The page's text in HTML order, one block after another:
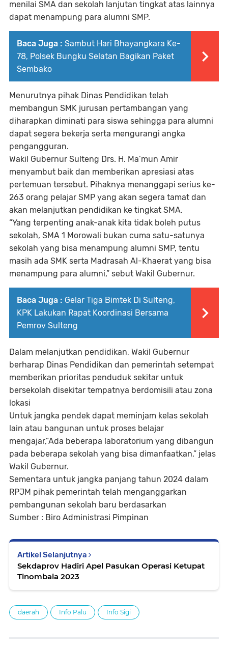
menilai SMA dan sekolah lanjutan tingkat atas lainnya
dapat menampung para alumni SMP.
Baca Juga : Sambut Hari Bhayangkara Ke-
78, Polsek Bungku Selatan Bagikan Paket
Sembako
Menurutnya pihak Dinas Pendidikan telah
membangun SMK jurusan pertambangan yang
diharapkan diminati para siswa sehingga para alumni
dapat segera bekerja serta mengurangi angka
pengangguran.
Wakil Gubernur Sulteng Drs. H. Ma’mun Amir
menyambut baik dan memberikan apresiasi atas
pertemuan tersebut. Pihaknya menanggapi serius ke-
263 orang pelajar SMP yang akan segera tamat dan
akan melanjutkan pendidikan ke tingkat SMA.
“Yang terpenting anak-anak kita tidak boleh putus
sekolah, SMA 1 Morowali bukan cuma satu-satunya
sekolah yang bisa menampung alumni SMP, tentu
masih ada SMK serta Madrasah Al-Khaerat yang bisa
menampung para alumni,” sebut Wakil Gubernur.
Baca Juga : Gelar Tiga Bimtek Di Sulteng,
KPK Lakukan Rapat Koordinasi Bersama
Pemrov Sulteng
Dalam melanjutkan pendidikan, Wakil Gubernur
berharap Dinas Pendidikan dan pemerintah setempat
memberikan prioritas penduduk sekitar untuk
bersekolah disekitar tempatnya berdomisili atau zona
lokasi
Untuk jangka pendek dapat meminjam kelas sekolah
lain atau bangunan untuk proses belajar
mengajar,”Ada beberapa laboratorium yang dibangun
pada beberapa sekolah yang bisa dimanfaatkan,” jelas
Wakil Gubernur.
Sementara untuk jangka panjang tahun 2024 dalam
RPJM pihak pemerintah telah menganggarkan
pembangunan sekolah baru berdasarkan
Sumber : Biro Administrasi Pimpinan
Artikel Selanjutnya
Sekdaprov Hadiri Apel Pasukan Operasi Ketupat
Tinombala 2023
daerah Info Palu Info Sigi